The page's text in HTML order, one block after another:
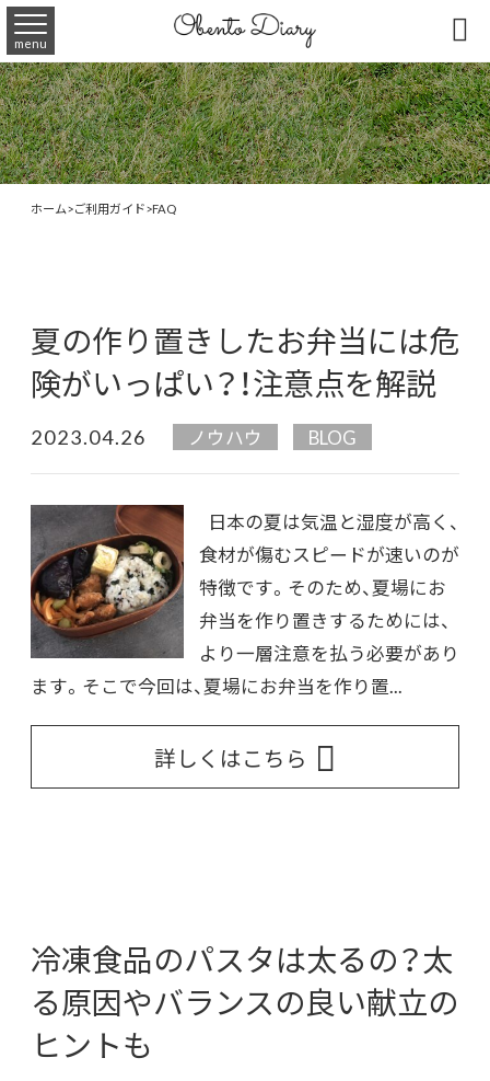
menu 
ホーム>ご利用ガイド>FAQ
夏の作り置きしたお弁当には危
険がいっぱい？！注意点を解説
2023.04.26 ノウハウ BLOG
日本の夏は気温と湿度が高く、
食材が傷むスピードが速いのが
特徴です。そのため、夏場にお
弁当を作り置きするためには、
より一層注意を払う必要があり
ます。そこで今回は、夏場にお弁当を作り置...
詳しくはこちら
冷凍食品のパスタは太るの？太
る原因やバランスの良い献立の
ヒントも